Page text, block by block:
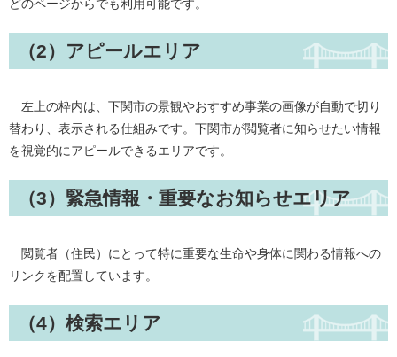
どのページからでも利用可能です。
（2）アピールエリア
左上の枠内は、下関市の景観やおすすめ事業の画像が自動で切り
替わり、表示される仕組みです。下関市が閲覧者に知らせたい情報
を視覚的にアピールできるエリアです。
（3）緊急情報・重要なお知らせエリア
閲覧者（住民）にとって特に重要な生命や身体に関わる情報への
リンクを配置しています。
（4）検索エリア